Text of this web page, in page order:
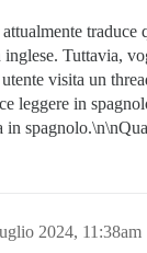
traduce
Tuttavia,
visita un
leggere in
2024, 11:38am